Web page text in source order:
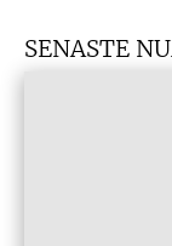
SENASTE